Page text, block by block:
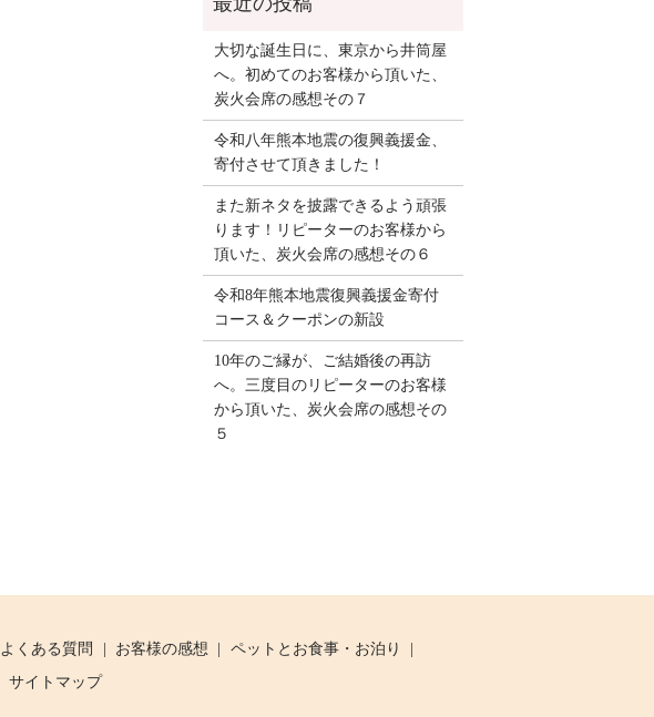
大切な誕生日に、東京から井筒屋
へ。初めてのお客様から頂いた、
炭火会席の感想その７
令和八年熊本地震の復興義援金、
寄付させて頂きました！
また新ネタを披露できるよう頑張
ります！リピーターのお客様から
頂いた、炭火会席の感想その６
令和8年熊本地震復興義援金寄付
コース＆クーポンの新設
10年のご縁が、ご結婚後の再訪
へ。三度目のリピーターのお客様
から頂いた、炭火会席の感想その
５
よくある質問 お客様の感想
ペットとお食事・お泊り
サイトマップ